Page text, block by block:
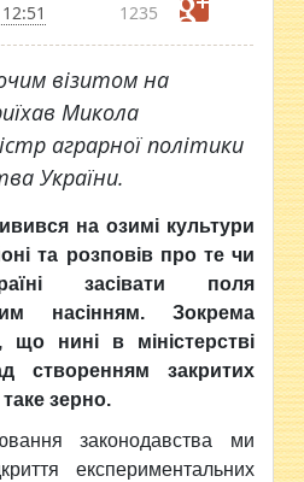
1235
візитом на
Микола
аграрної політики
України.
на озимі культури
та розповів про те чи
засівати поля
насінням. Зокрема
що нині в міністерстві
створенням закритих
зерно.
законодавства ми
експериментальних